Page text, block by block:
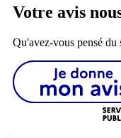
Votre avis
Qu'avez-vous pensé du